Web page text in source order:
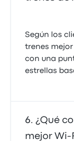
Según los
trenes
con una
estrellas
¿Qué
mejor Wi-